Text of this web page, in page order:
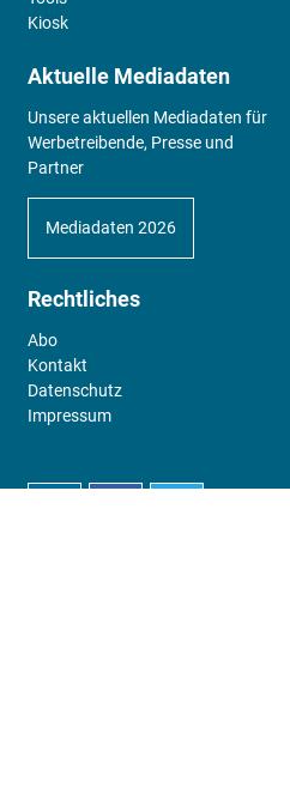
Kiosk
Aktuelle Mediadaten
Unsere aktuellen Mediadaten für
Werbetreibende, Presse und
Partner
Mediadaten 2026
Rechtliches
Abo
Kontakt
Datenschutz
Impressum